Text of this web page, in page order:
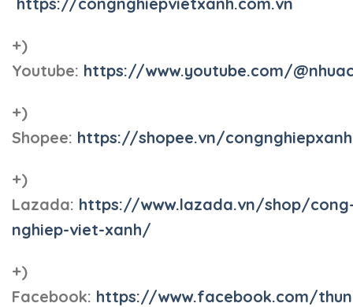
+)
Youtube: https://www.youtube.com/
+)
Shopee: https://shopee.vn/
+)
Lazada: https://www.lazada.vn/shop/
nghiep-viet-xanh/
+)
Facebook: https://www.facebook.com/